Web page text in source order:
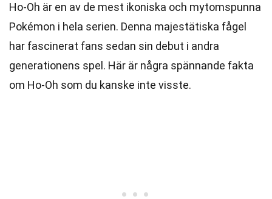
Ho-Oh är en av de mest ikoniska och mytomspunna
Pokémon i hela serien. Denna majestätiska fågel
har fascinerat fans sedan sin debut i andra
generationens spel. Här är några spännande fakta
om Ho-Oh som du kanske inte visste.